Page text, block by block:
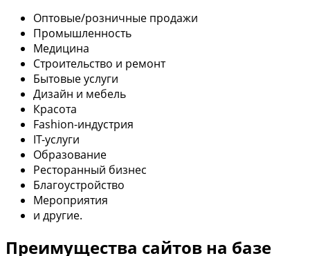
Оптовые/розничные продажи
Промышленность
Медицина
Строительство и ремонт
Бытовые услуги
Дизайн и мебель
Красота
Fashion-индустрия
IT-услуги
Образование
Ресторанный бизнес
Благоустройство
Мероприятия
и другие.
Преимущества сайтов на базе